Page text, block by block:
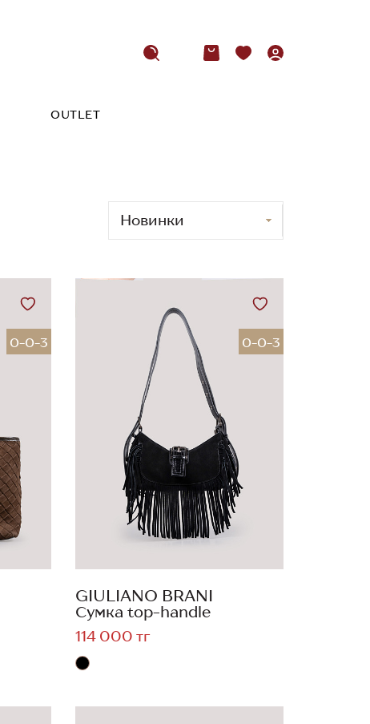
OUTLET
0-0-3 0-0-3
GIULIANO BRANI
Сумка top-handle
114 000 тг